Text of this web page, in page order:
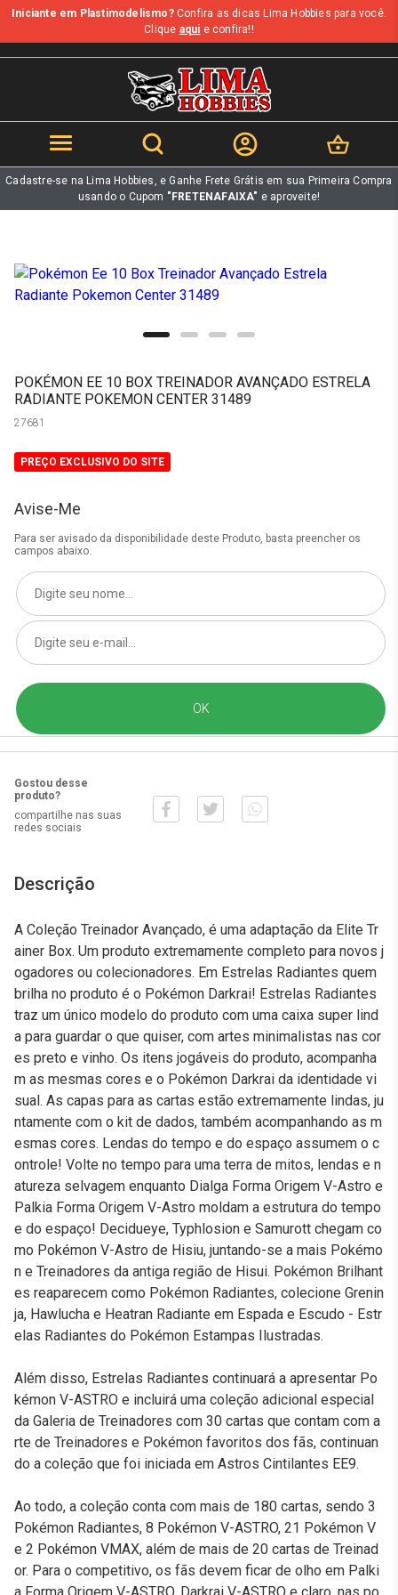
b
Iniciante em Plastimodelismo?Confira as dicas Lima Hobbies para você.
Clique aqui e confira!!
Cadastre-se na Lima Hobbies, e Ganhe Frete Grátis em sua Primeira Compra
usando o Cupom "FRETENAFAIXA" e aproveite!
POKÉMON EE 10 BOX TREINADOR AVANÇADO ESTRELA
RADIANTE POKEMON CENTER 31489
27681
PREÇO EXCLUSIVO DO SITE
Avise-Me
Para ser avisado da disponibilidade deste Produto, basta preencher os
campos abaixo.
Gostou desse
produto?
compartilhe nas suas
redes sociais
Descrição
A Coleção Treinador Avançado, é uma adaptação da Elite Tr
ainer Box. Um produto extremamente completo para novos j
ogadores ou colecionadores. Em Estrelas Radiantes quem
brilha no produto é o Pokémon Darkrai! Estrelas Radiantes
traz um único modelo do produto com uma caixa super lind
a para guardar o que quiser, com artes minimalistas nas cor
es preto e vinho. Os itens jogáveis do produto, acompanha
m as mesmas cores e o Pokémon Darkrai da identidade vi
sual. As capas para as cartas estão extremamente lindas, ju
ntamente com o kit de dados, também acompanhando as m
esmas cores. Lendas do tempo e do espaço assumem o c
ontrole! Volte no tempo para uma terra de mitos, lendas e n
atureza selvagem enquanto Dialga Forma Origem V-Astro e
Palkia Forma Origem V-Astro moldam a estrutura do tempo
e do espaço! Decidueye, Typhlosion e Samurott chegam co
mo Pokémon V-Astro de Hisiu, juntando-se a mais Pokémo
n e Treinadores da antiga região de Hisui. Pokémon Brilhant
es reaparecem como Pokémon Radiantes, colecione Grenin
ja, Hawlucha e Heatran Radiante em Espada e Escudo - Estr
elas Radiantes do Pokémon Estampas Ilustradas.
Além disso, Estrelas Radiantes continuará a apresentar Po
kémon V-ASTRO e incluirá uma coleção adicional especial
da Galeria de Treinadores com 30 cartas que contam com a
rte de Treinadores e Pokémon favoritos dos fãs, continuan
do a coleção que foi iniciada em Astros Cintilantes EE9.
Ao todo, a coleção conta com mais de 180 cartas, sendo 3
Pokémon Radiantes, 8 Pokémon V-ASTRO, 21 Pokémon V
e 2 Pokémon VMAX, além de mais de 20 cartas de Treinad
or. Para o competitivo, os fãs devem ficar de olho em Palki